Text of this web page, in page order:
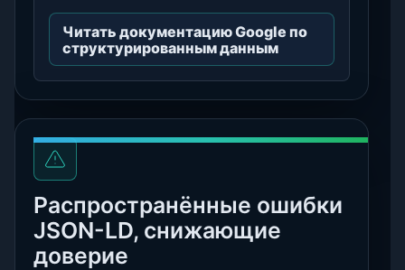
Читать документацию Google по
структурированным данным
Распространённые ошибки
JSON-LD, снижающие
доверие